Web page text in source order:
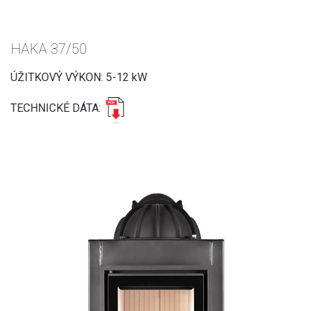
HAKA 37/50
ÚŽITKOVÝ VÝKON: 5-12 kW
TECHNICKÉ DÁTA: